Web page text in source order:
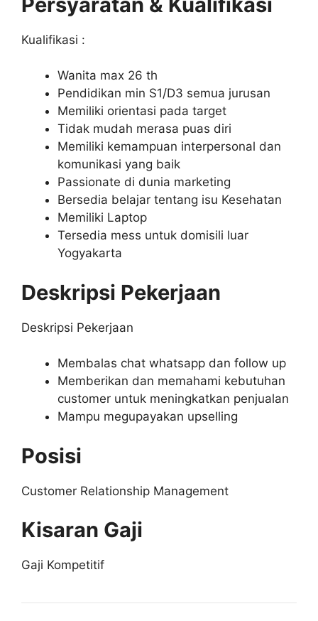
Kualifikasi :
Wanita max 26 th
Pendidikan min S1/D3 semua jurusan
Memiliki orientasi pada target
Tidak mudah merasa puas diri
Memiliki kemampuan interpersonal dan
komunikasi yang baik
Passionate di dunia marketing
Bersedia belajar tentang isu Kesehatan
Memiliki Laptop
Tersedia mess untuk domisili luar
Yogyakarta
Deskripsi Pekerjaan
Deskripsi Pekerjaan
Membalas chat whatsapp dan follow up
Memberikan dan memahami kebutuhan
customer untuk meningkatkan penjualan
Mampu megupayakan upselling
Posisi
Customer Relationship Management
Kisaran Gaji
Gaji Kompetitif